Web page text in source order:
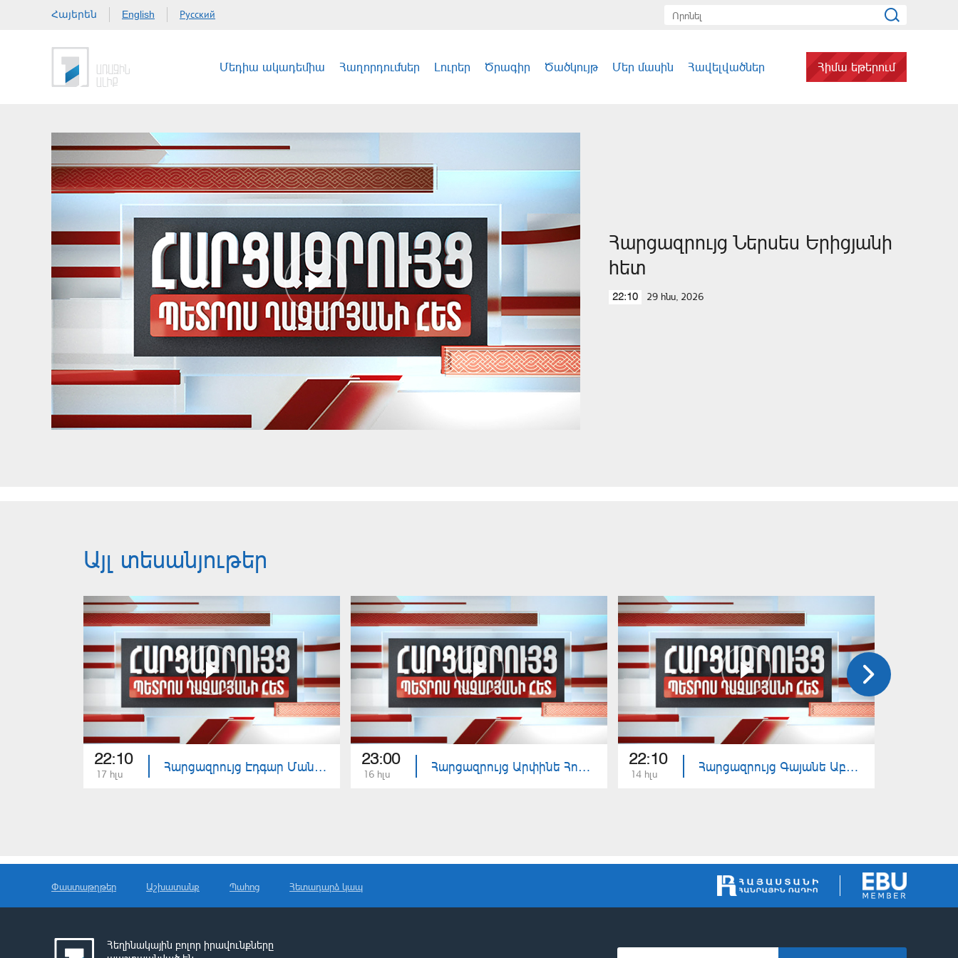
Հայերեն English Русский
Մեդիա ակադեմիա Հաղորդումներ Լուրեր Ծրագիր Ծածկույթ Մեր մասին Հավելվածներ Հիմա եթերում
Հարցազրույց Ներսես Երիցյանի
հետ
22:10 29 հնս, 2026
Այլ տեսանյութեր
22:10
17 հլս Հարցազրույց Էդգար Մանուչարյանի հետ 23:00
16 հլս Հարցազրույց Արփինե Հովհաննիսյանի հետ 22:10
14 հլս Հարցազրույց Գայանե Աբրահամյանի հետ
Փաստաթղթեր Աշխատանք Պահոց Հետադարձ կապ
Հեղինակային բոլոր իրավունքները